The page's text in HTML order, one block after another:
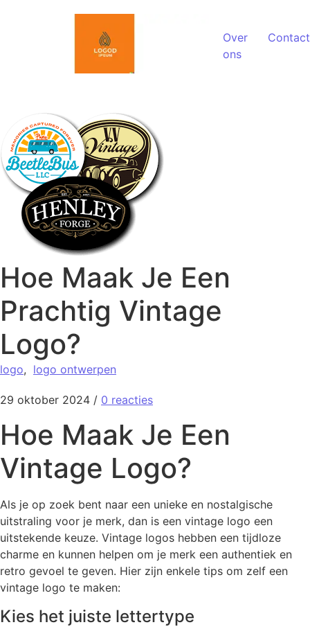
Over
ons
Contact
Hoe Maak Je Een
Prachtig Vintage
Logo?
logo, logo ontwerpen
29 oktober 2024 / 0 reacties
Hoe Maak Je Een
Vintage Logo?
Als je op zoek bent naar een unieke en nostalgische
uitstraling voor je merk, dan is een vintage logo een
uitstekende keuze. Vintage logos hebben een tijdloze
charme en kunnen helpen om je merk een authentiek en
retro gevoel te geven. Hier zijn enkele tips om zelf een
vintage logo te maken:
Kies het juiste lettertype